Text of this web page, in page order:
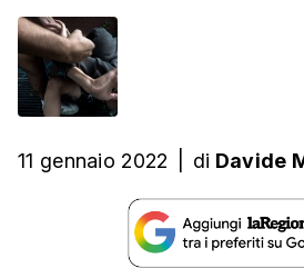
11 gennaio 2022 di Davide